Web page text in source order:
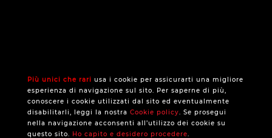
Più unici che rari usa i cookie per assicurarti una migliore
esperienza di navigazione sul sito. Per saperne di più,
conoscere i cookie utilizzati dal sito ed eventualmente
disabilitarli, leggi la nostra Cookie policy. Se prosegui
nella navigazione acconsenti all’utilizzo dei cookie su
questo sito. Ho capito e desidero procedere.